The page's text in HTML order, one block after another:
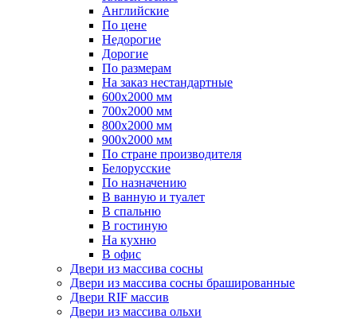
Английские
По цене
Недорогие
Дорогие
По размерам
На заказ нестандартные
600х2000 мм
700х2000 мм
800х2000 мм
900х2000 мм
По стране производителя
Белорусские
По назначению
В ванную и туалет
В спальню
В гостиную
На кухню
В офис
Двери из массива сосны
Двери из массива сосны брашированные
Двери RIF массив
Двери из массива ольхи